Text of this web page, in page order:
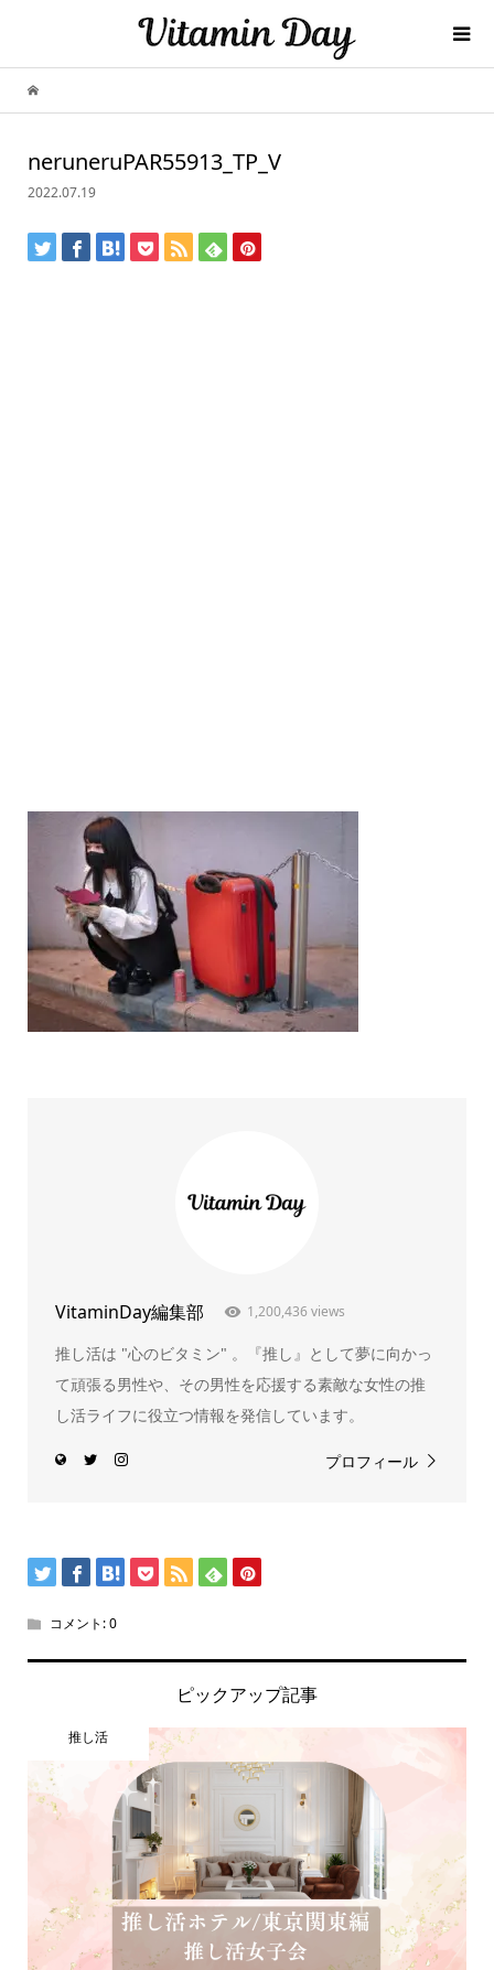
neruneruPAR55913_TP_V
2022.07.19
VitaminDay編集部 1,200,436 views
推し活は "心のビタミン" 。『推し』として夢に向かっ
て頑張る男性や、その男性を応援する素敵な女性の推
し活ライフに役立つ情報を発信しています。
プロフィール
コメント:0
ピックアップ記事
推し活